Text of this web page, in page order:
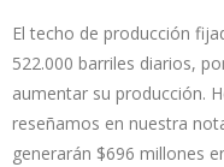
El techo de producción
522.000 barriles diarios,
aumentar su producción.
reseñamos en nuestra
generarán $696 millones